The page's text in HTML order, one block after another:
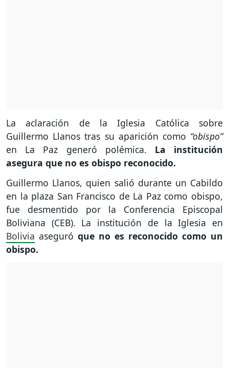
La aclaración de la Iglesia Católica sobre
Guillermo Llanos tras su aparición como “obispo”
en La Paz generó polémica. La institución
asegura que no es obispo reconocido.
Guillermo Llanos, quien salió durante un Cabildo
en la plaza San Francisco de La Paz como obispo,
fue desmentido por la Conferencia Episcopal
Boliviana (CEB). La institución de la Iglesia en
Bolivia aseguró que no es reconocido como un
obispo.